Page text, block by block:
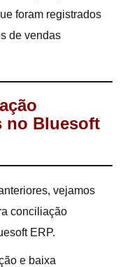
foram registrados
de vendas
no Bluesoft
vejamos
conciliação
ERP.
e baixa